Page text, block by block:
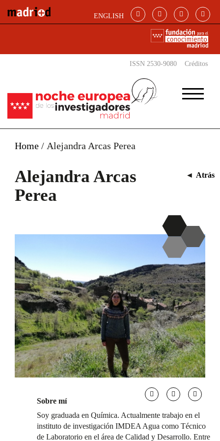
ENGLISH
ISSN 2530-9080 Créditos
Home / Alejandra Arcas Perea
Alejandra Arcas
Perea
◄ Atrás
Sobre mí
Soy graduada en Química. Actualmente trabajo en el
instituto de investigación IMDEA Agua como Técnico
de Laboratorio en el área de Calidad y Desarrollo. Entre